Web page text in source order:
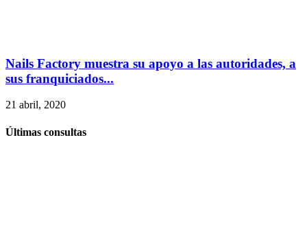
Nails Factory muestra su apoyo a las autoridades, a
sus franquiciados...
21 abril, 2020
Últimas consultas